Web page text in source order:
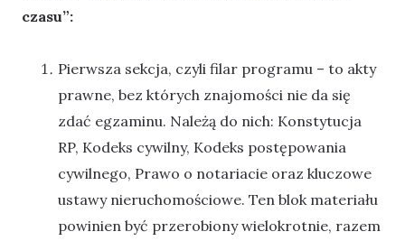
czasu”:
Pierwsza sekcja, czyli filar programu – to akty
prawne, bez których znajomości nie da się
zdać egzaminu. Należą do nich: Konstytucja
RP, Kodeks cywilny, Kodeks postępowania
cywilnego, Prawo o notariacie oraz kluczowe
ustawy nieruchomościowe. Ten blok materiału
powinien być przerobiony wielokrotnie, razem